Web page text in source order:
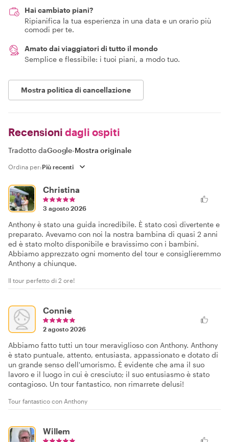
Hai cambiato piani?
Ripianifica la tua esperienza in una data e un orario più
comodi per te.
Amato dai viaggiatori di tutto il mondo
Semplice e flessibile: i tuoi piani, a modo tuo.
Mostra politica di cancellazione
Recensioni dagli ospiti
Tradotto daGoogle-Mostra originale
Ordina per:
Christina
3 agosto 2026
Anthony è stato una guida incredibile. È stato così divertente e
preparato. Avevamo con noi la nostra bambina di quasi 2 anni
ed è stato molto disponibile e bravissimo con i bambini.
Abbiamo apprezzato ogni momento del tour e consiglieremmo
Anthony a chiunque.
Il tour perfetto di 2 ore!
Connie
2 agosto 2026
Abbiamo fatto tutti un tour meraviglioso con Anthony. Anthony
è stato puntuale, attento, entusiasta, appassionato e dotato di
un grande senso dell'umorismo. È evidente che ama il suo
lavoro e il luogo in cui è cresciuto; il suo entusiasmo è stato
contagioso. Un tour fantastico, non rimarrete delusi!
Tour fantastico con Anthony
Willem